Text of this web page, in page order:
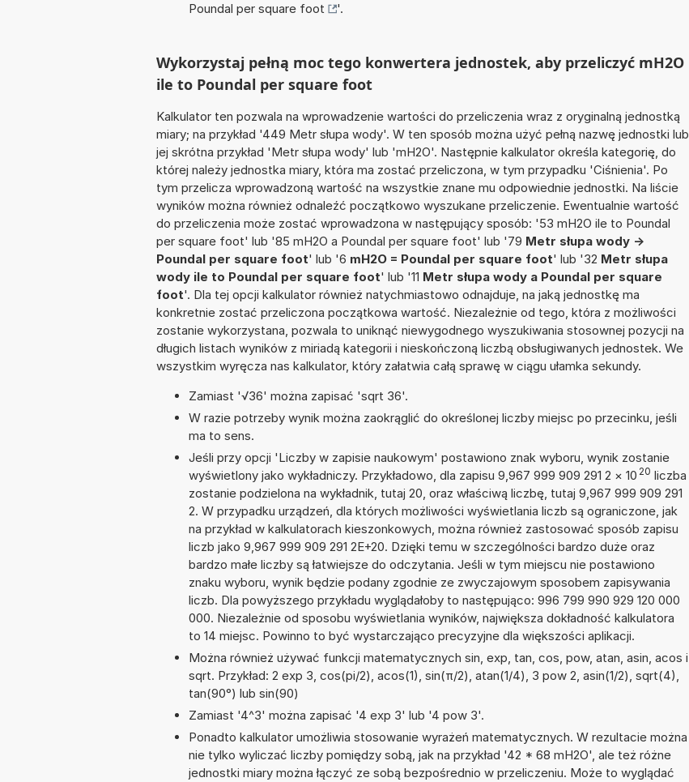
Poundal per square foot
'.
Wykorzystaj pełną moc tego konwertera jednostek, aby przeliczyć mH2O
ile to Poundal per square foot
Kalkulator ten pozwala na wprowadzenie wartości do przeliczenia wraz z oryginalną jednostką
miary; na przykład '449 Metr słupa wody'. W ten sposób można użyć pełną nazwę jednostki lub
jej skrótna przykład 'Metr słupa wody' lub 'mH2O'. Następnie kalkulator określa kategorię, do
której należy jednostka miary, która ma zostać przeliczona, w tym przypadku 'Ciśnienia'. Po
tym przelicza wprowadzoną wartość na wszystkie znane mu odpowiednie jednostki. Na liście
wyników można również odnaleźć początkowo wyszukane przeliczenie. Ewentualnie wartość
do przeliczenia może zostać wprowadzona w następujący sposób: '53 mH2O ile to Poundal
per square foot' lub '85 mH2O a Poundal per square foot' lub '79 Metr słupa wody ->
Poundal per square foot' lub '6 mH2O = Poundal per square foot' lub '32 Metr słupa
wody ile to Poundal per square foot' lub '11 Metr słupa wody a Poundal per square
foot'. Dla tej opcji kalkulator również natychmiastowo odnajduje, na jaką jednostkę ma
konkretnie zostać przeliczona początkowa wartość. Niezależnie od tego, która z możliwości
zostanie wykorzystana, pozwala to uniknąć niewygodnego wyszukiwania stosownej pozycji na
długich listach wyników z miriadą kategorii i nieskończoną liczbą obsługiwanych jednostek. We
wszystkim wyręcza nas kalkulator, który załatwia całą sprawę w ciągu ułamka sekundy.
Zamiast '√36' można zapisać 'sqrt 36'.
W razie potrzeby wynik można zaokrąglić do określonej liczby miejsc po przecinku, jeśli
ma to sens.
Jeśli przy opcji 'Liczby w zapisie naukowym' postawiono znak wyboru, wynik zostanie
wyświetlony jako wykładniczy. Przykładowo, dla zapisu 9,967 999 909 291 2 × 10 20 liczba
zostanie podzielona na wykładnik, tutaj 20, oraz właściwą liczbę, tutaj 9,967 999 909 291
2. W przypadku urządzeń, dla których możliwości wyświetlania liczb są ograniczone, jak
na przykład w kalkulatorach kieszonkowych, można również zastosować sposób zapisu
liczb jako 9,967 999 909 291 2E+20. Dzięki temu w szczególności bardzo duże oraz
bardzo małe liczby są łatwiejsze do odczytania. Jeśli w tym miejscu nie postawiono
znaku wyboru, wynik będzie podany zgodnie ze zwyczajowym sposobem zapisywania
liczb. Dla powyższego przykładu wyglądałoby to następująco: 996 799 990 929 120 000
000. Niezależnie od sposobu wyświetlania wyników, największa dokładność kalkulatora
to 14 miejsc. Powinno to być wystarczająco precyzyjne dla większości aplikacji.
Można również używać funkcji matematycznych sin, exp, tan, cos, pow, atan, asin, acos i
sqrt. Przykład: 2 exp 3, cos(pi/2), acos(1), sin(π/2), atan(1/4), 3 pow 2, asin(1/2), sqrt(4),
tan(90°) lub sin(90)
Zamiast '4^3' można zapisać '4 exp 3' lub '4 pow 3'.
Ponadto kalkulator umożliwia stosowanie wyrażeń matematycznych. W rezultacie można
nie tylko wyliczać liczby pomiędzy sobą, jak na przykład '42 * 68 mH2O', ale też różne
jednostki miary można łączyć ze sobą bezpośrednio w przeliczeniu. Może to wyglądać